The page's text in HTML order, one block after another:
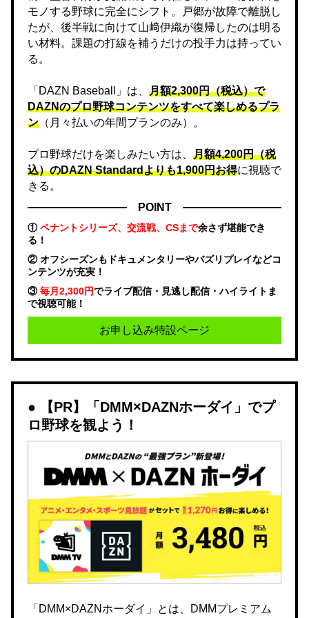
モノする野球に完全にシフト。戸郷が故障で離脱し
たが、後半戦に向けて山﨑伊織が復帰したのは明る
い材料。課題の打線を補うだけの投手力は持ってい
る。
「DAZN Baseball」は、 月額2,300円（税込）で
DAZNのプロ野球コンテンツをすべて楽しめるプラ
ン （月々払いの年間プランのみ）。
プロ野球だけを楽しみたい方は、 月額4,200円（税
込）のDAZN Standard​よりも1,900円お得に視聴で
きる。
POINT
①ペナントシリーズ、交流戦、CSまで余さず堪能でき
る！
② オフシーズンもドキュメンタリーやバズリプレイなどコ
ンテンツが充実！
③毎月2,300円でライブ配信・見逃し配信・ハイライトま
で視聴可能！
お申し込み特設ページ
【PR】「DMM×DAZNホーダイ」でプ
ロ野球を観よう！
「DMM×DAZNホーダイ」とは、DMMプレミアム